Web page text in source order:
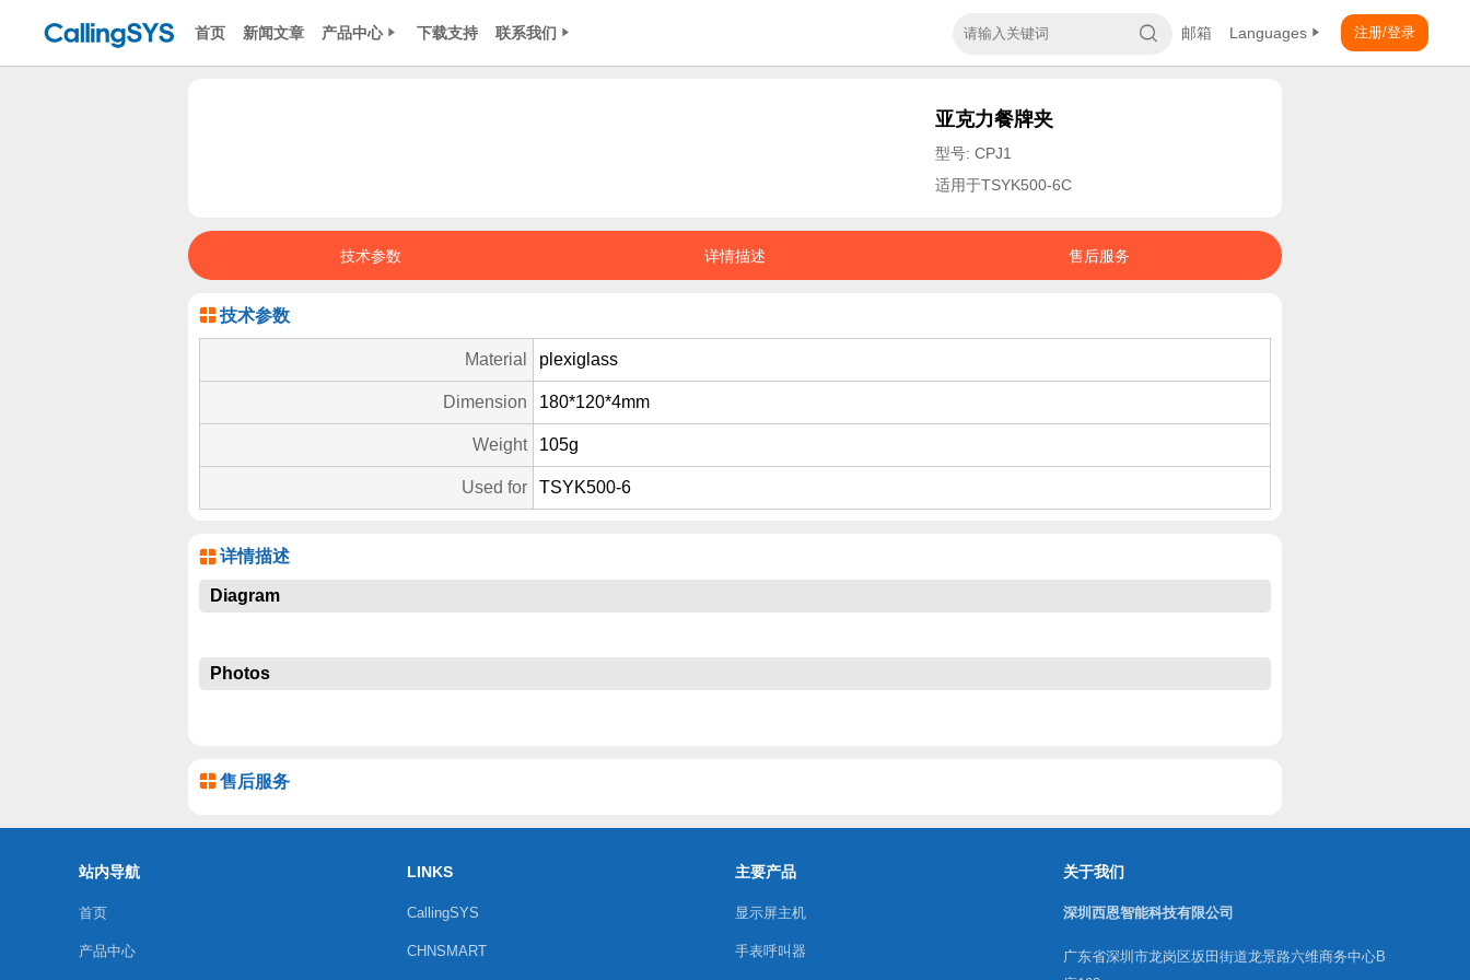
首页 新闻文章 产品中心 下载支持 联系我们 注册/登录
Languages
邮箱
亚克力餐牌夹
型号: CPJ1
适用于TSYK500-6C
技术参数 详情描述 售后服务
技术参数
Material plexiglass
Dimension 180*120*4mm
Weight 105g
Used for TSYK500-6
详情描述
Diagram
Photos
售后服务
站内导航
首页
产品中心
LINKS
CallingSYS
CHNSMART
主要产品
显示屏主机
手表呼叫器
关于我们
深圳西恩智能科技有限公司
广东省深圳市龙岗区坂田街道龙景路六维商务中心B